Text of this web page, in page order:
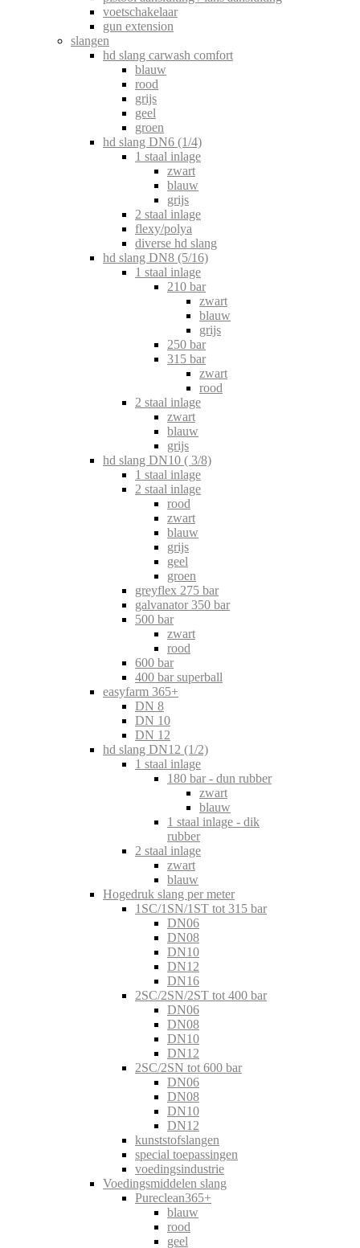
voetschakelaar
gun extension
slangen
hd slang carwash comfort
blauw
rood
grijs
geel
groen
hd slang DN6 (1/4)
1 staal inlage
zwart
blauw
grijs
2 staal inlage
flexy/polya
diverse hd slang
hd slang DN8 (5/16)
1 staal inlage
210 bar
zwart
blauw
grijs
250 bar
315 bar
zwart
rood
2 staal inlage
zwart
blauw
grijs
hd slang DN10 ( 3/8)
1 staal inlage
2 staal inlage
rood
zwart
blauw
grijs
geel
groen
greyflex 275 bar
galvanator 350 bar
500 bar
zwart
rood
600 bar
400 bar superball
easyfarm 365+
DN 8
DN 10
DN 12
hd slang DN12 (1/2)
1 staal inlage
180 bar - dun rubber
zwart
blauw
1 staal inlage - dik
rubber
2 staal inlage
zwart
blauw
Hogedruk slang per meter
1SC/1SN/1ST tot 315 bar
DN06
DN08
DN10
DN12
DN16
2SC/2SN/2ST tot 400 bar
DN06
DN08
DN10
DN12
2SC/2SN tot 600 bar
DN06
DN08
DN10
DN12
kunststofslangen
special toepassingen
voedingsindustrie
Voedingsmiddelen slang
Pureclean365+
blauw
rood
geel